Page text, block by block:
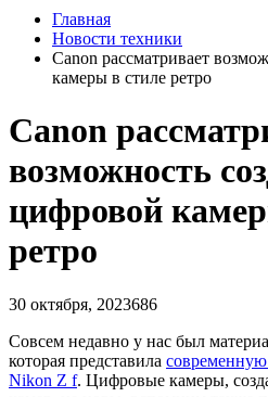
Главная
Новости техники
​Canon рассматривает
камеры в стиле ретро
​Canon
возможность
цифровой
ретро
30 октября, 2023686
Совсем недавно у нас был
которая представила современную
Nikon Z f. Цифровые камеры,